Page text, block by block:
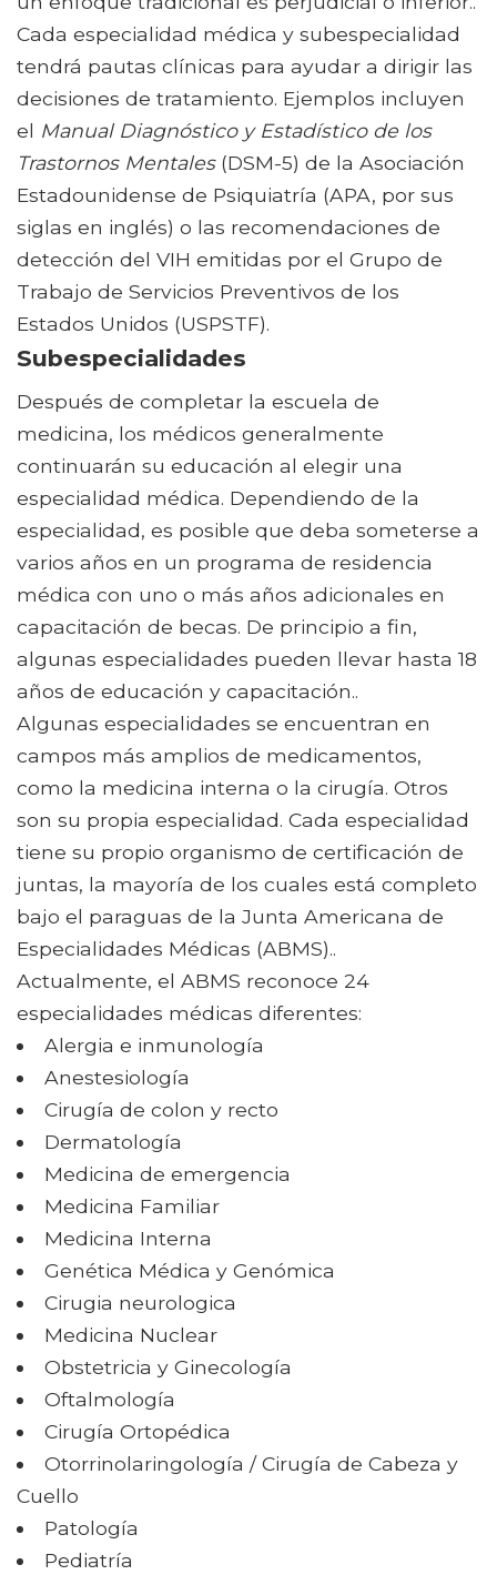
Cada especialidad médica y subespecialidad
tendrá pautas clínicas para ayudar a dirigir las
decisiones de tratamiento. Ejemplos incluyen
el Manual Diagnóstico y Estadístico de los
Trastornos Mentales (DSM-5) de la Asociación
Estadounidense de Psiquiatría (APA, por sus
siglas en inglés) o las recomendaciones de
detección del VIH emitidas por el Grupo de
Trabajo de Servicios Preventivos de los
Estados Unidos (USPSTF).
Subespecialidades
Después de completar la escuela de
medicina, los médicos generalmente
continuarán su educación al elegir una
especialidad médica. Dependiendo de la
especialidad, es posible que deba someterse a
varios años en un programa de residencia
médica con uno o más años adicionales en
capacitación de becas. De principio a fin,
algunas especialidades pueden llevar hasta 18
años de educación y capacitación..
Algunas especialidades se encuentran en
campos más amplios de medicamentos,
como la medicina interna o la cirugía. Otros
son su propia especialidad. Cada especialidad
tiene su propio organismo de certificación de
juntas, la mayoría de los cuales está completo
bajo el paraguas de la Junta Americana de
Especialidades Médicas (ABMS)..
Actualmente, el ABMS reconoce 24
especialidades médicas diferentes:
Alergia e inmunología
Anestesiología
Cirugía de colon y recto
Dermatología
Medicina de emergencia
Medicina Familiar
Medicina Interna
Genética Médica y Genómica
Cirugia neurologica
Medicina Nuclear
Obstetricia y Ginecología
Oftalmología
Cirugía Ortopédica
Otorrinolaringología / Cirugía de Cabeza y
Cuello
Patología
Pediatría